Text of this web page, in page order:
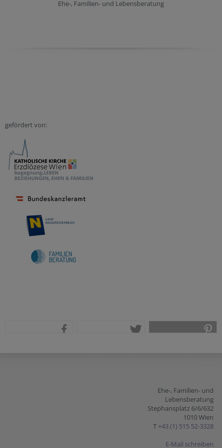
Ehe-, Familien- und Lebensberatung
gefördert von:
Ehe-, Familien- und
Lebensberatung
Stephansplatz 6/6/632
1010 Wien
T +43 (1) 515 52-3328
E-Mail schreiben